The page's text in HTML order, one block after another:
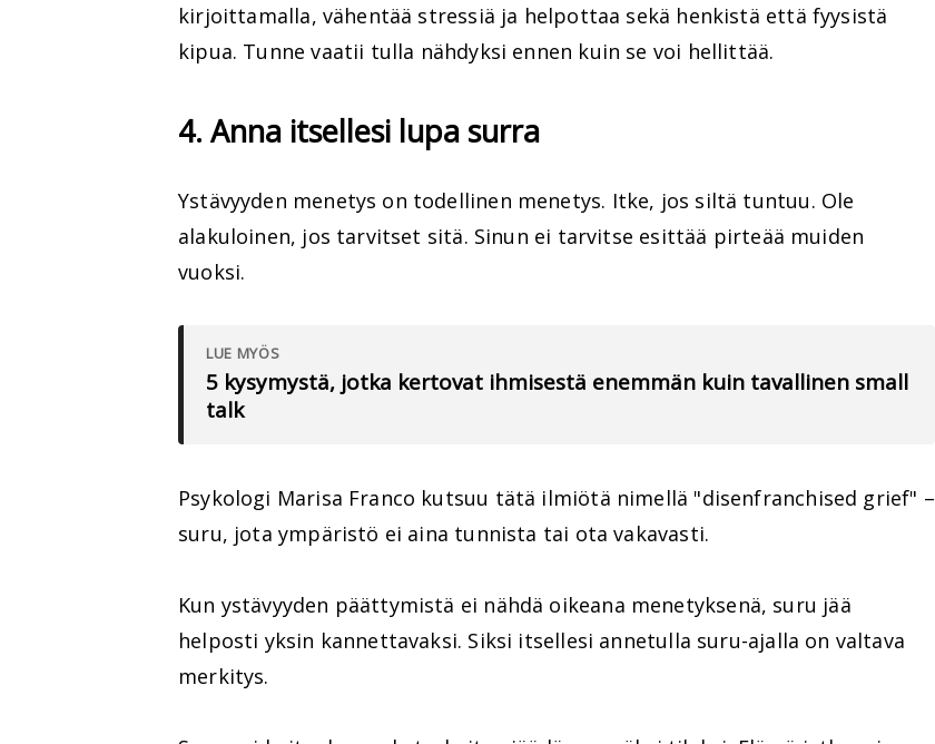
kirjoittamalla, vähentää stressiä ja helpottaa sekä henkistä että fyysistä
kipua. Tunne vaatii tulla nähdyksi ennen kuin se voi hellittää.
4. Anna itsellesi lupa surra
Ystävyyden menetys on todellinen menetys. Itke, jos siltä tuntuu. Ole
alakuloinen, jos tarvitset sitä. Sinun ei tarvitse esittää pirteää muiden
vuoksi.
LUE MYÖS
5 kysymystä, jotka kertovat ihmisestä enemmän kuin tavallinen small
talk
Psykologi Marisa Franco kutsuu tätä ilmiötä nimellä "disenfranchised grief" –
suru, jota ympäristö ei aina tunnista tai ota vakavasti.
Kun ystävyyden päättymistä ei nähdä oikeana menetyksenä, suru jää
helposti yksin kannettavaksi. Siksi itsellesi annetulla suru-ajalla on valtava
merkitys.